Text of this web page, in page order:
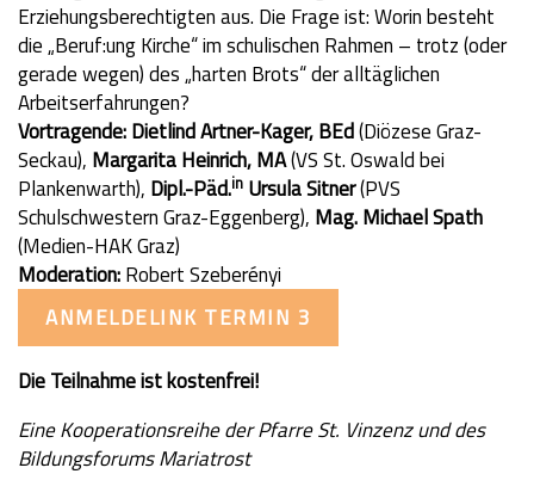
Erziehungsberechtigten aus. Die Frage ist: Worin besteht
die „Beruf:ung Kirche“ im schulischen Rahmen – trotz (oder
gerade wegen) des „harten Brots“ der alltäglichen
Arbeitserfahrungen?
Vortragende:Dietlind Artner-Kager, BEd(Diözese Graz-
Seckau), Margarita Heinrich, MA(VS St. Oswald bei
Plankenwarth), Dipl.-Päd.in Ursula Sitner(PVS
Schulschwestern Graz-Eggenberg), Mag. Michael Spath
(Medien-HAK Graz)
Moderation:Robert Szeberényi
ANMELDELINK TERMIN 3
Die Teilnahme ist kostenfrei!
Eine Kooperationsreihe der Pfarre St. Vinzenz und des
Bildungsforums Mariatrost